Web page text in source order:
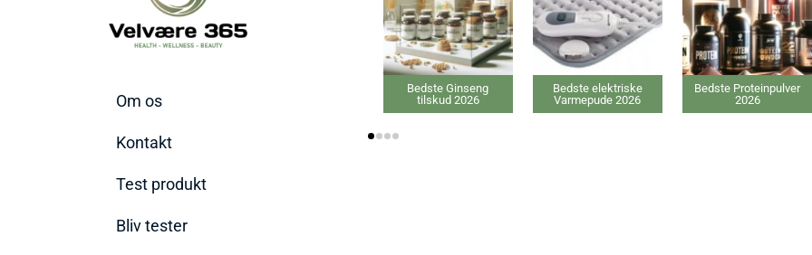
Om os
Kontakt
Test produkt
Bliv tester
Bedste Ginseng
tilskud 2026
Bedste elektriske
Varmepude 2026
Bedste Proteinpulver
2026